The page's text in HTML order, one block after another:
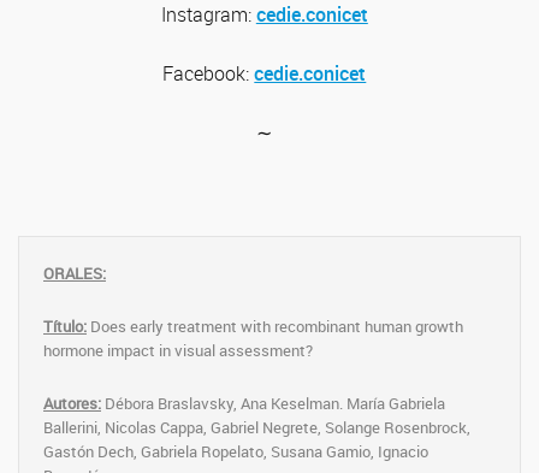
Instagram:cedie.conicet
Facebook:cedie.conicet
∼
ORALES:
Título: Does early treatment with recombinant human growth
hormone impact in visual assessment?
Autores: Débora Braslavsky, Ana Keselman. María Gabriela
Ballerini, Nicolas Cappa, Gabriel Negrete, Solange Rosenbrock,
Gastón Dech, Gabriela Ropelato, Susana Gamio, Ignacio